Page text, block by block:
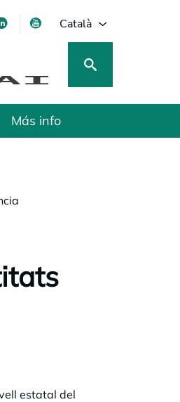
in a new tab
opens in a new tab
opens in a new tab
Català
Más info
estatal del